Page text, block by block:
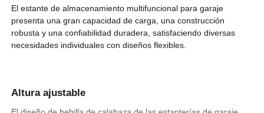
El estante de almacenamiento multifuncional para garaje
presenta una gran capacidad de carga, una construcción
robusta y una confiabilidad duradera, satisfaciendo diversas
necesidades individuales con diseños flexibles.
Altura ajustable